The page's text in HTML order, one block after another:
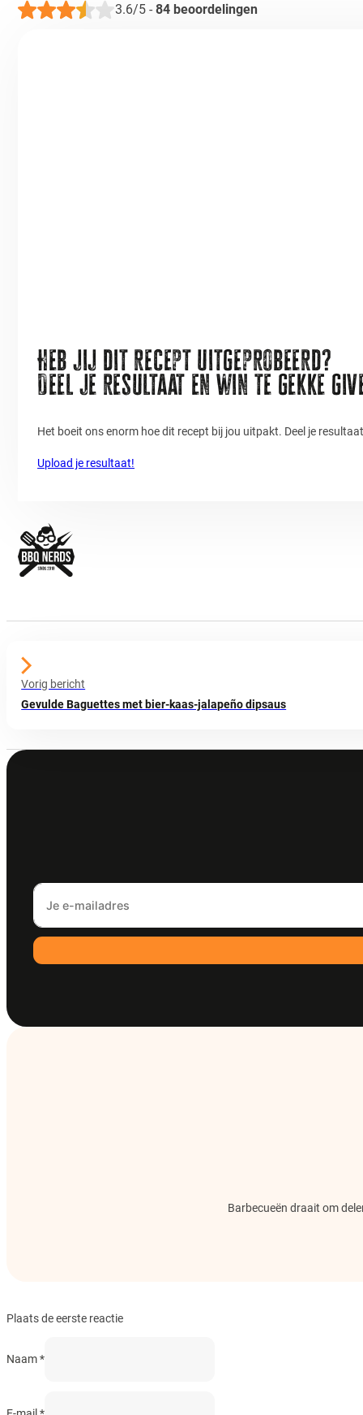
3.6/5- 84beoordelingen
Heb jij dit recept uitgeprobeerd?
Deel je resultaat en win te gekke
Het boeit ons enorm hoe dit recept bij jou uitpakt. Deel je
Upload je resultaat!
Vorig bericht
Gevulde Baguettes met bier-kaas-jalapeño dipsaus
Barbecueën draait om
Plaats de eerste reactie
Naam *